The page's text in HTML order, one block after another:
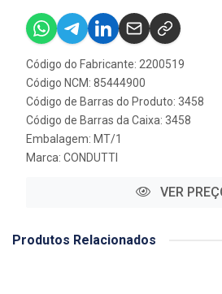
Código do Fabricante: 2200519
Código NCM: 85444900
Código de Barras do Produto: 3458
Código de Barras da Caixa: 3458
Embalagem: MT/1
Marca: CONDUTTI
VER
Produtos Relacionados